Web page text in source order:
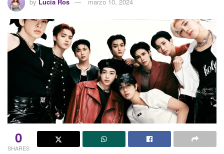
0
SHARES